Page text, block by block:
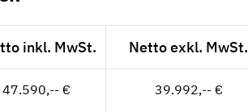
inkl. MwSt. Netto exkl. MwSt.
47.590,-- € 39.992,-- €